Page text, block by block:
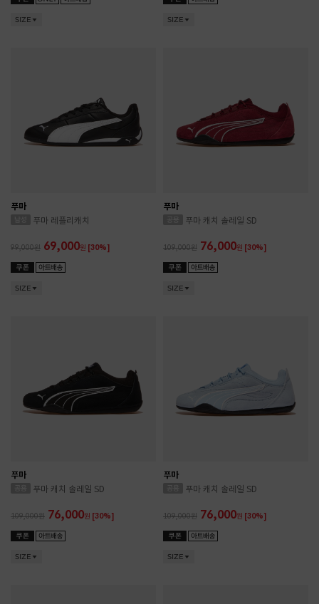
SIZE SIZE
푸마
푸마 레플리캐치
99,000 69,000원 [30%]
SIZE
푸마
푸마 캐치 솔레일 SD
109,000 76,000원 [30%]
SIZE
푸마
푸마 캐치 솔레일 SD
109,000 76,000원 [30%]
SIZE
푸마
푸마 캐치 솔레일 SD
109,000 76,000원 [30%]
SIZE